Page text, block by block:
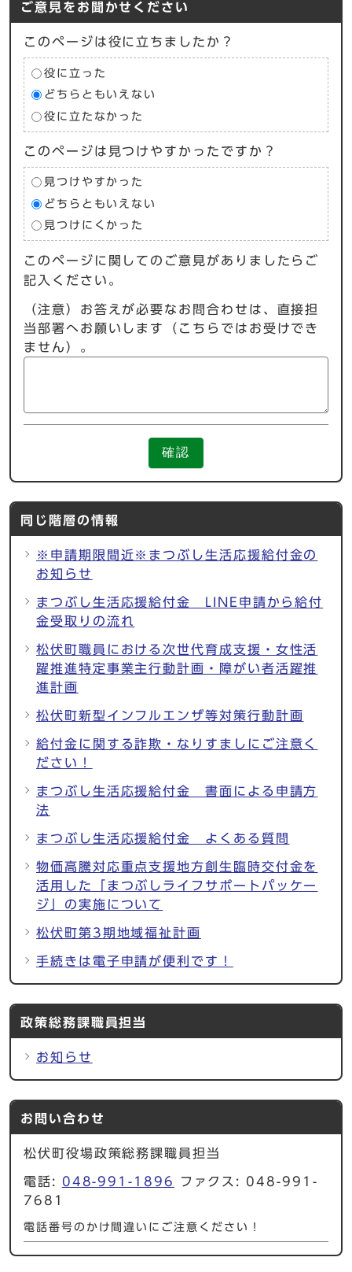
ご意見をお聞かせください
このページは役に立ちましたか？
役に立った
どちらともいえない
役に立たなかった
このページは見つけやすかったですか？
見つけやすかった
どちらともいえない
見つけにくかった
このページに関してのご意見がありましたらご
記入ください。
（注意）お答えが必要なお問合わせは、直接担
当部署へお願いします（こちらではお受けでき
ません）。
確認
同じ階層の情報
※申請期限間近※まつぶし生活応援給付金の
お知らせ
まつぶし生活応援給付金 LINE申請から給付
金受取りの流れ
松伏町職員における次世代育成支援・女性活
躍推進特定事業主行動計画・障がい者活躍推
進計画
松伏町新型インフルエンザ等対策行動計画
給付金に関する詐欺・なりすましにご注意く
ださい！
まつぶし生活応援給付金 書面による申請方
法
まつぶし生活応援給付金 よくある質問
物価高騰対応重点支援地方創生臨時交付金を
活用した「まつぶしライフサポートパッケー
ジ」の実施について
松伏町第3期地域福祉計画
手続きは電子申請が便利です！
政策総務課職員担当
お知らせ
お問い合わせ
松伏町役場政策総務課職員担当
電話: 048-991-1896
ファクス: 048-991-
7681
電話番号のかけ間違いにご注意ください！